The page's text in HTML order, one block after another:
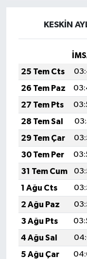
KESKİN
25 Tem Cts
26 Tem Paz
27 Tem Pts
28 Tem Sal
29 Tem Çar
30 Tem Per
31 Tem Cum
1 Ağu Cts
2 Ağu Paz
3 Ağu Pts
4 Ağu Sal
5 Ağu Çar